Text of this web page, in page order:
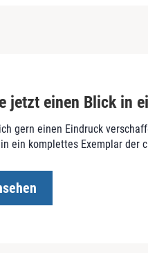
jetzt einen Blick in
gern einen Eindruck
ein komplettes Exemplar der